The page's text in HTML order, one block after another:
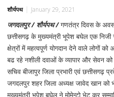
शौर्यपथ January 29, 2021
जगदलपुर / शौर्यपथ /गणतंत्र दिवस के अवसर
छत्तीसगढ़ के मुख्यमंत्री भूपेश बघेल एक
क्षेत्रों में महत्वपूर्ण योगदान देने वाले लोगों
बढ रहे नशीली दवाओं के व्यापार और सेवन
सचिव बीजापुर जिला प्रभारी एवं
जगदलपुर शहर जिला अध्यक्ष जावेद खान को
मुख्यमंत्री भुपेश बघेल ने मोमेन्टो भेट कर